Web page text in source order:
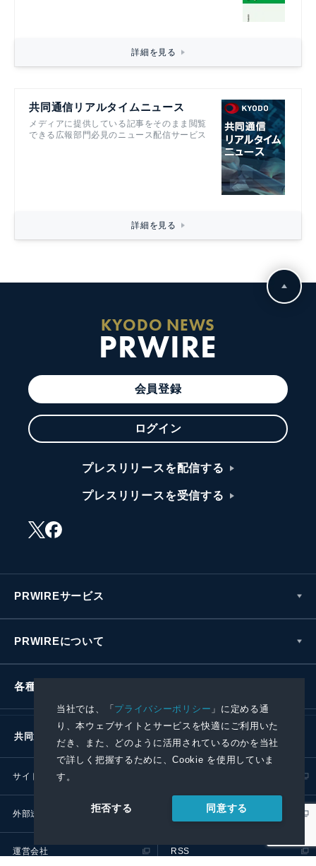
当社では、「プライバシーポリシー 」に定める通
り、本ウェブサイトとサービスを快適にご利用いた
だき、また、どのように活用されているのかを当社
で詳しく把握するために、Cookie を使用していま
す。
拒否する 同意する
詳細を見る
共同通信リアルタイムニュース
メディアに提供している記事をそのまま閲覧
できる広報部門必見のニュース配信サービス
詳細を見る
KYODO NEWS
PRWIRE
会員登録
ログイン
プレスリリースを配信する
プレスリリースを受信する
PRWIREサービス
PRWIREについて
各種お問い合わせ
共同通信社グループ
サイトポリシー
外部送信ポリシー プレスリリース取扱基準
運営会社 RSS